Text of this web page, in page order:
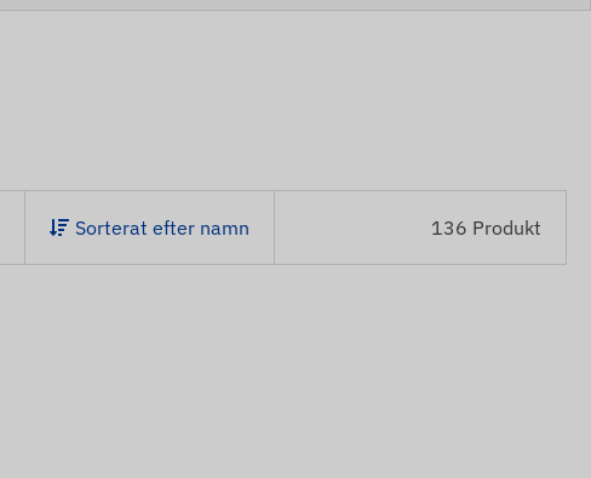
Sorterat efter namn 136 Produkt